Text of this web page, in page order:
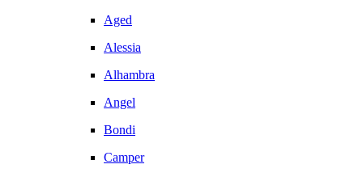
Aged
Alessia
Alhambra
Angel
Bondi
Camper